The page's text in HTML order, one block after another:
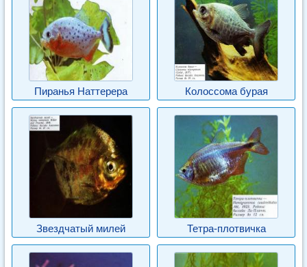
Пиранья Наттерера Колоссома бурая
Звездчатый милей Тетра-плотвичка